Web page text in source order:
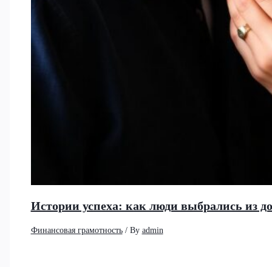
Истории успеха: как люди выбрались из
Финансовая грамотность/ By admin